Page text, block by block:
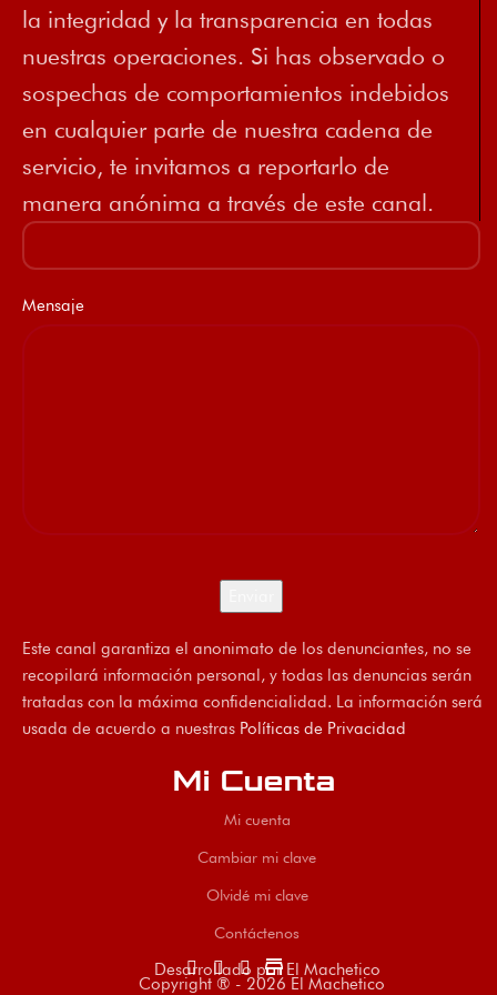
la integridad y la transparencia en todas
nuestras operaciones. Si has observado o
sospechas de comportamientos indebidos
en cualquier parte de nuestra cadena de
servicio, te invitamos a reportarlo de
manera anónima a través de este canal.
Mensaje
Este canal garantiza el anonimato de los denunciantes, no se
recopilará información personal, y todas las denuncias serán
tratadas con la máxima confidencialidad. La información será
usada de acuerdo a nuestras Políticas de Privacidad
Mi Cuenta
Mi cuenta
Cambiar mi clave
Olvidé mi clave
Contáctenos
store
Desarrollado por El Machetico
Copyright ® - 2026 El Machetico